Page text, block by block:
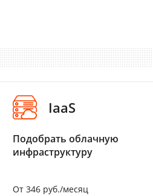
IaaS
Подобрать облачную
инфраструктуру
От 346 руб./месяц